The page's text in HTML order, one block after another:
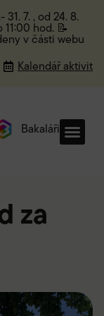
7. , od 24. 8.
hod. 📝
v části webu
Kalendář aktivit
Bakaláři
za